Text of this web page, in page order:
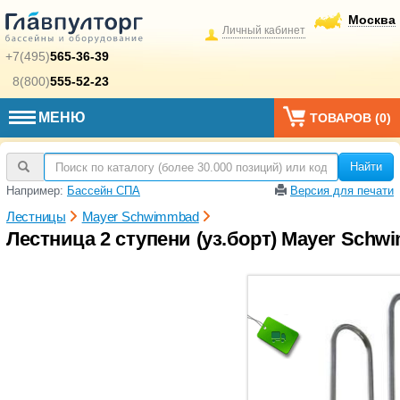
+7(495)565-36-39
8(800)555-52-23
Москва
Личный кабинет
МЕНЮ ТОВАРОВ (0)
Найти
Например: Бассейн СПА Версия для печати
Лестницы Mayer Schwimmbad
Лестница 2 ступени (уз.борт) Mayer